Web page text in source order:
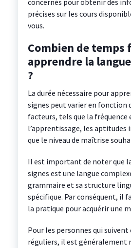
concernés pour obtenir des
précises sur les cours
vous.
Combien de temps
apprendre la
?
La durée nécessaire pour
signes peut varier en fonction
facteurs, tels que la fréquence
l’apprentissage, les aptitudes
que le niveau de maîtrise
Il est important de noter que
signes est une langue
grammaire et sa structure
spécifique. Par conséquent, il
la pratique pour acquérir une
Pour les personnes qui suivent
réguliers, il est généralement